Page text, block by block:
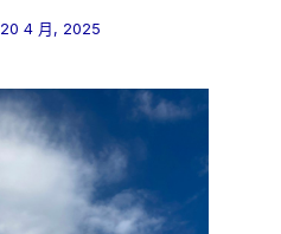
20 4 月, 2025